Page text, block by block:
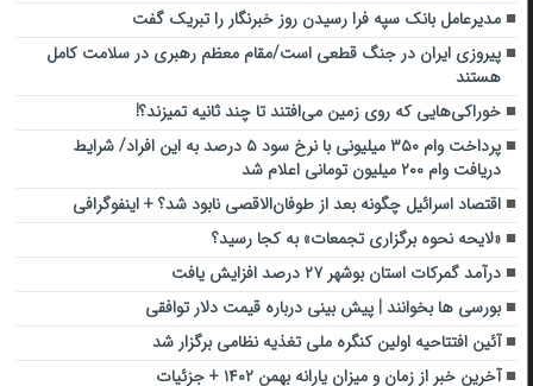
مدیر‌عامل بانک سپه فرا رسیدن روز خبرنگار را تبریک گفت
پیروزی ایران در جنگ قطعی است/مقام معظم رهبری در سلامت کامل
هستند
خوراکی‌هایی که روی زمین می‌افتند تا چند ثانیه تمیزند؟!
پرداخت وام ۳۵۰ میلیونی با نرخ سود ۵ درصد به این افراد/ شرایط
دریافت وام ۲۰۰ میلیون تومانی اعلام شد
اقتصاد اسرائیل چگونه بعد از طوفان‌الاقصی نابود شد؟ + اینفوگرافی
«لایحه نحوه برگزاری تجمعات» به کجا رسید؟
درآمد گمرکات استان بوشهر ۲۷ درصد افزایش یافت
بورسی ها بخوانند | پیش بینی درباره قیمت دلار توافقی
آئین افتتاحیه اولین کنگره ملی تغذیه نظامی برگزار شد
آخرین خبر از زمان و میزان یارانه بهمن ۱۴۰۲ + جزئیات